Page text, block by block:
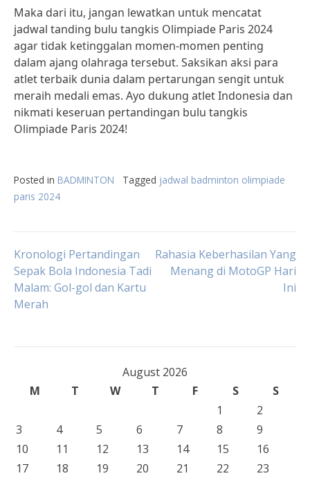
Maka dari itu, jangan lewatkan untuk mencatat
jadwal tanding bulu tangkis Olimpiade Paris 2024
agar tidak ketinggalan momen-momen penting
dalam ajang olahraga tersebut. Saksikan aksi para
atlet terbaik dunia dalam pertarungan sengit untuk
meraih medali emas. Ayo dukung atlet Indonesia dan
nikmati keseruan pertandingan bulu tangkis
Olimpiade Paris 2024!
Posted in BADMINTON Tagged jadwal badminton olimpiade
paris 2024
Post
navigation
Kronologi Pertandingan
Sepak Bola Indonesia Tadi
Malam: Gol-gol dan Kartu
Merah
Rahasia Keberhasilan Yang
Menang di MotoGP Hari
Ini
August 2026
M
T W T F S
S
1
2
3
4 5 6 7 8
9
10
11 12 13 14 15
16
17
18 19 20 21 22
23